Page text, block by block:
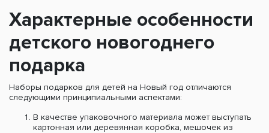
Характерные особенности
детского новогоднего
подарка
Наборы подарков для детей на Новый год отличаются
следующими принципиальными аспектами:
В качестве упаковочного материала может выступать
картонная или деревянная коробка, мешочек из